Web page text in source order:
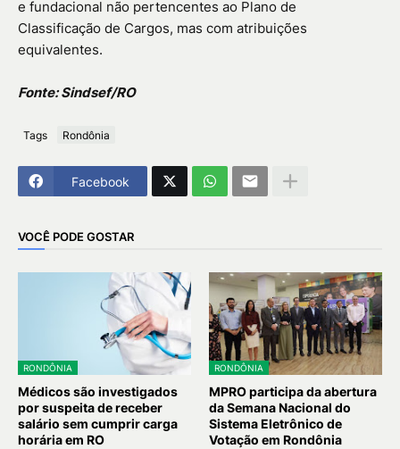
e fundacional não pertencentes ao Plano de
Classificação de Cargos, mas com atribuições
equivalentes.
Fonte: Sindsef/RO
Tags Rondônia
Facebook
VOCÊ PODE GOSTAR
RONDÔNIA
Médicos são investigados
por suspeita de receber
salário sem cumprir carga
horária em RO
RONDÔNIA
MPRO participa da abertura
da Semana Nacional do
Sistema Eletrônico de
Votação em Rondônia